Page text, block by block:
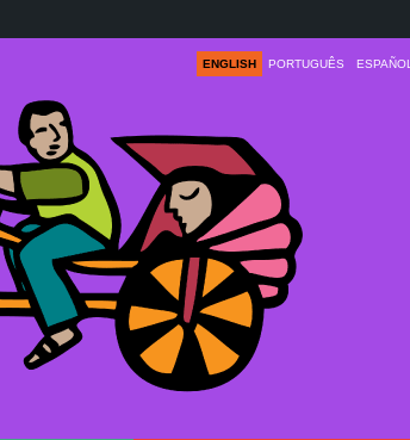
ENGLISH PORTUGUÊS ESPAÑOL